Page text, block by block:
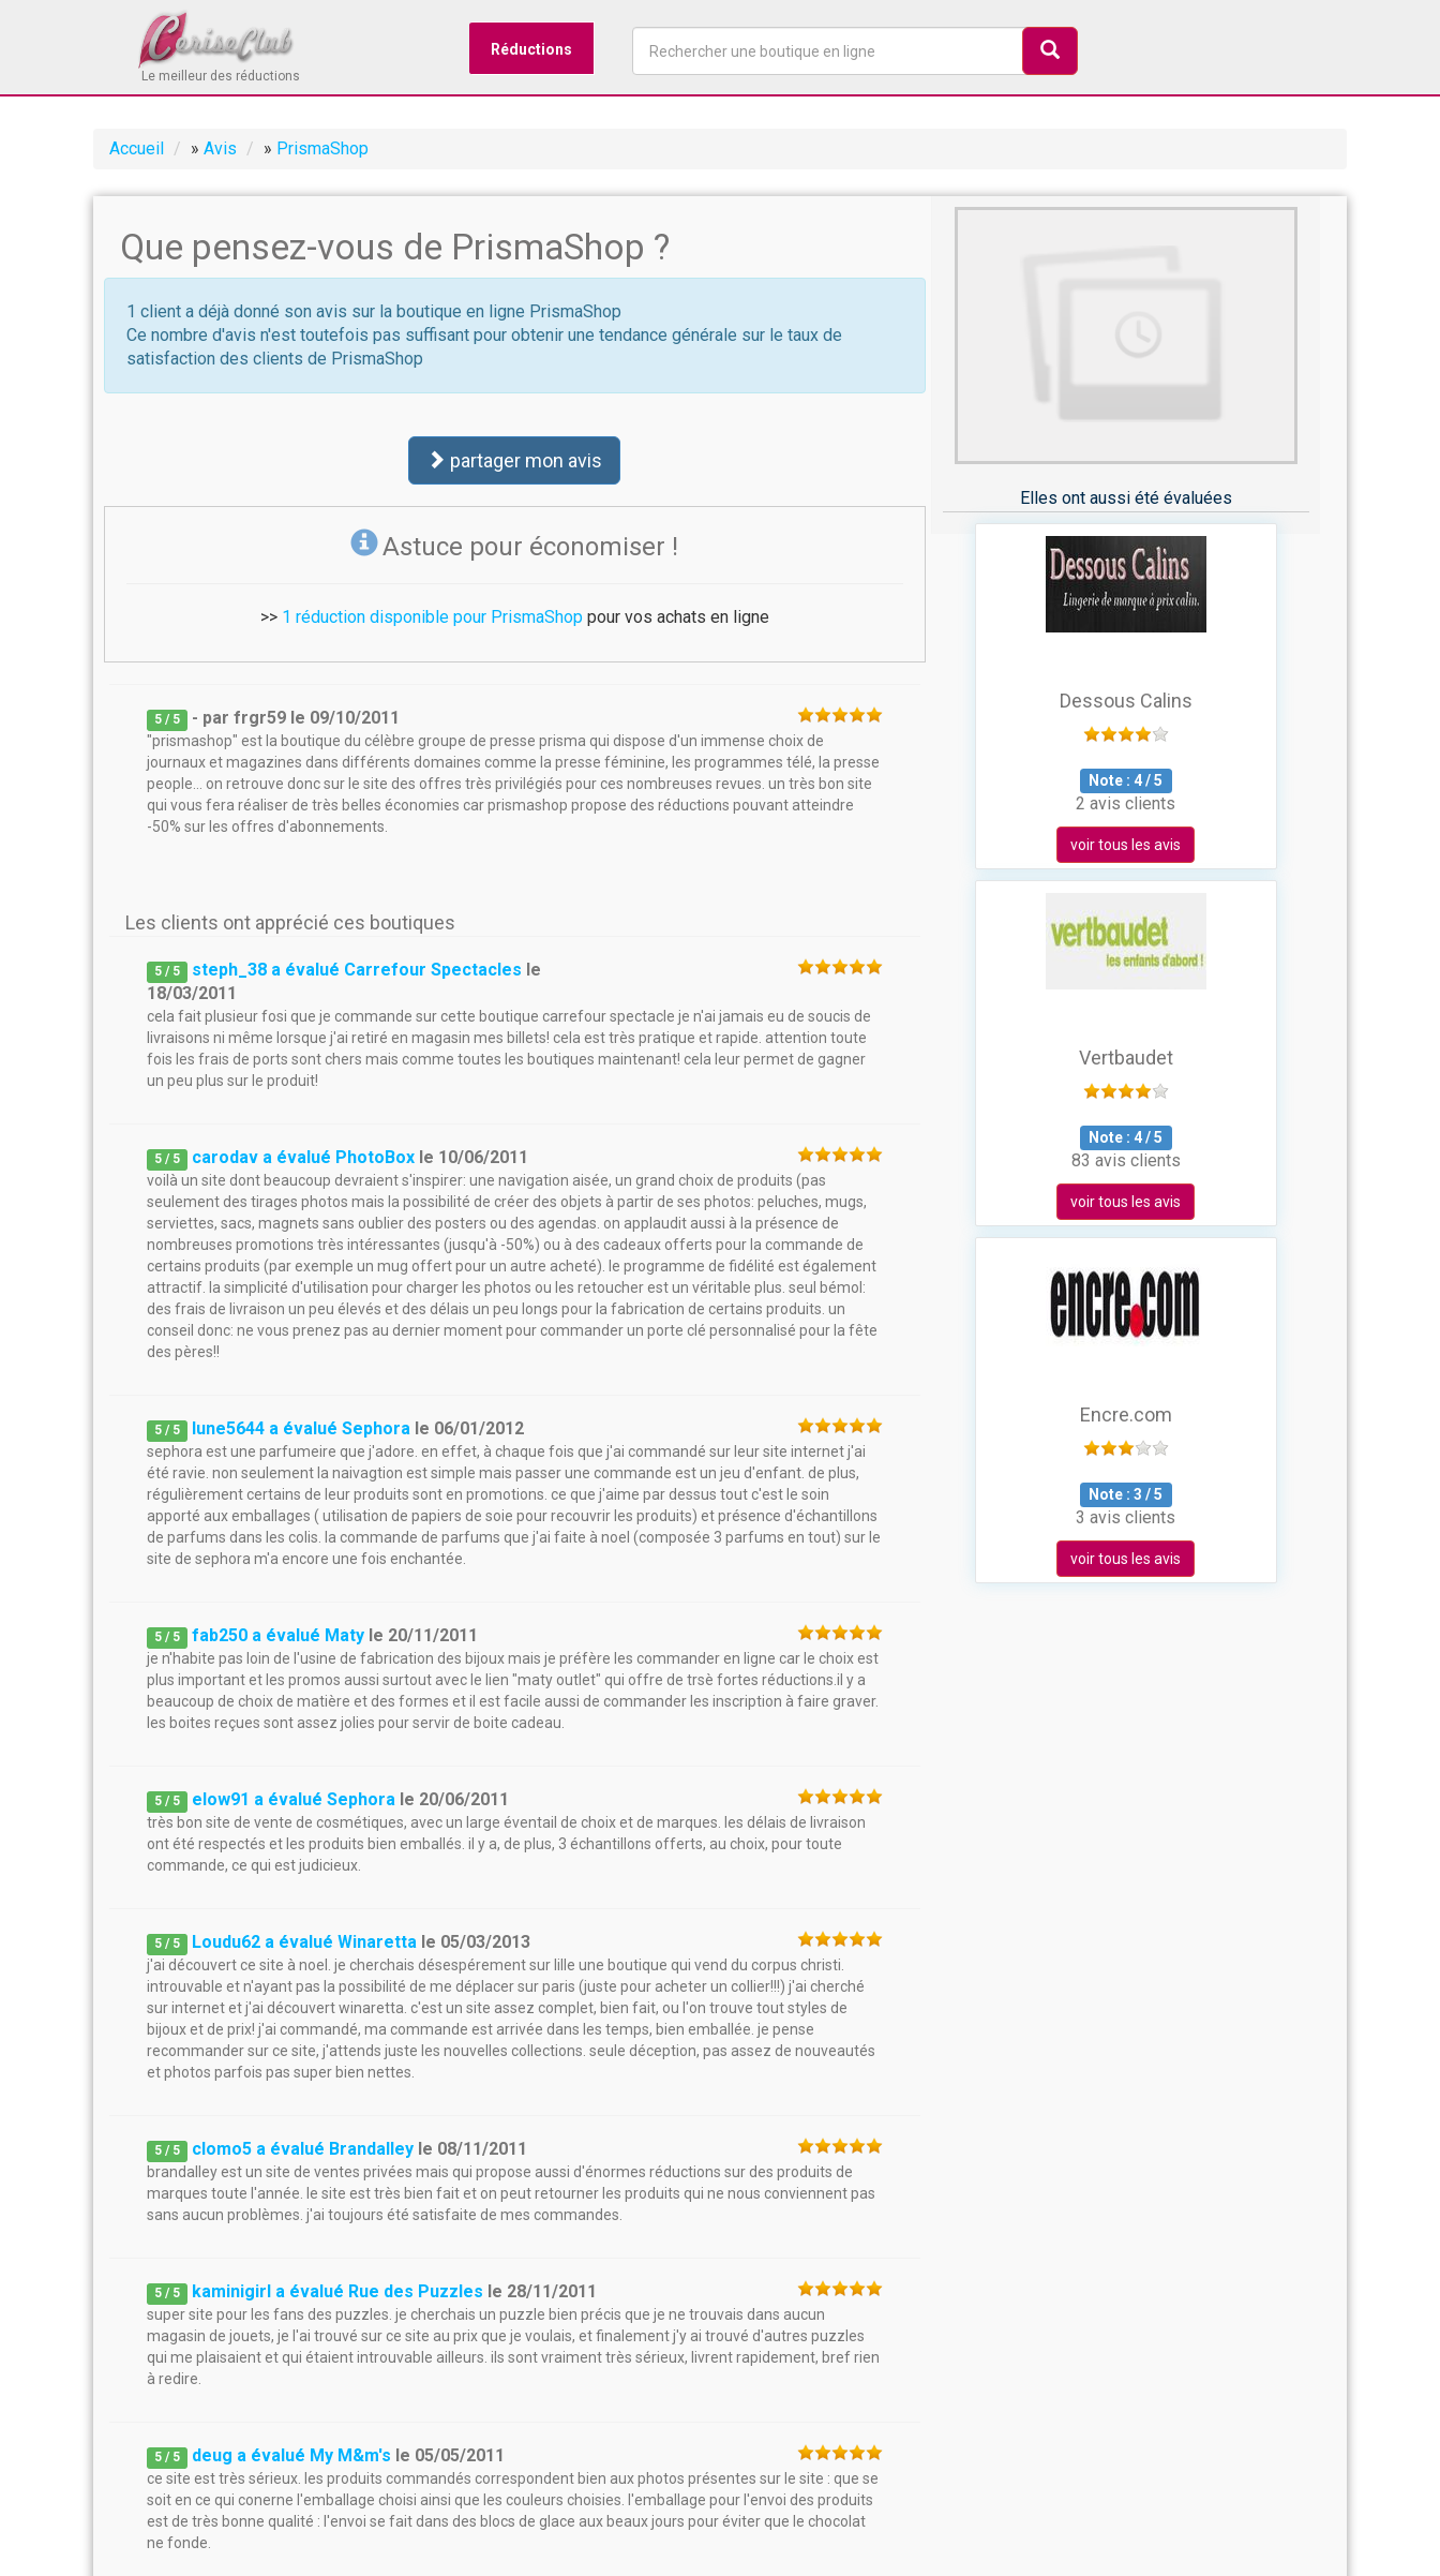
Le meilleur des réductions
Réductions
Accueil » Avis » PrismaShop
Que pensez-vous de PrismaShop ?
1 client a déjà donné son avis sur la boutique en ligne PrismaShop
Ce nombre d'avis n'est toutefois pas suffisant pour obtenir une tendance générale sur le taux de
satisfaction des clients de PrismaShop
partager mon avis
Astuce pour économiser !
>> 1 réduction disponible pour PrismaShoppour vos achats en ligne
5 / 5 - parfrgr59 le 09/10/2011
"prismashop" est la boutique du célèbre groupe de presse prisma qui dispose d'un immense choix de
journaux et magazines dans différents domaines comme la presse féminine, les programmes télé, la presse
people... on retrouve donc sur le site des offres très privilégiés pour ces nombreuses revues. un très bon site
qui vous fera réaliser de très belles économies car prismashop propose des réductions pouvant atteindre
-50% sur les offres d'abonnements.
Les clients ont apprécié ces boutiques
5 / 5 steph_38 a évalué Carrefour Spectacles le
18/03/2011
cela fait plusieur fosi que je commande sur cette boutique carrefour spectacle je n'ai jamais eu de soucis de
livraisons ni même lorsque j'ai retiré en magasin mes billets! cela est très pratique et rapide. attention toute
fois les frais de ports sont chers mais comme toutes les boutiques maintenant! cela leur permet de gagner
un peu plus sur le produit!
5 / 5 carodav a évalué PhotoBox le 10/06/2011
voilà un site dont beaucoup devraient s'inspirer: une navigation aisée, un grand choix de produits (pas
seulement des tirages photos mais la possibilité de créer des objets à partir de ses photos: peluches, mugs,
serviettes, sacs, magnets sans oublier des posters ou des agendas. on applaudit aussi à la présence de
nombreuses promotions très intéressantes (jusqu'à -50%) ou à des cadeaux offerts pour la commande de
certains produits (par exemple un mug offert pour un autre acheté). le programme de fidélité est également
attractif. la simplicité d'utilisation pour charger les photos ou les retoucher est un véritable plus. seul bémol:
des frais de livraison un peu élevés et des délais un peu longs pour la fabrication de certains produits. un
conseil donc: ne vous prenez pas au dernier moment pour commander un porte clé personnalisé pour la fête
des pères!!
5 / 5 lune5644 a évalué Sephora le 06/01/2012
sephora est une parfumeire que j'adore. en effet, à chaque fois que j'ai commandé sur leur site internet j'ai
été ravie. non seulement la naivagtion est simple mais passer une commande est un jeu d'enfant. de plus,
régulièrement certains de leur produits sont en promotions. ce que j'aime par dessus tout c'est le soin
apporté aux emballages ( utilisation de papiers de soie pour recouvrir les produits) et présence d'échantillons
de parfums dans les colis. la commande de parfums que j'ai faite à noel (composée 3 parfums en tout) sur le
site de sephora m'a encore une fois enchantée.
5 / 5 fab250 a évalué Maty le 20/11/2011
je n'habite pas loin de l'usine de fabrication des bijoux mais je préfère les commander en ligne car le choix est
plus important et les promos aussi surtout avec le lien "maty outlet" qui offre de trsè fortes réductions.il y a
beaucoup de choix de matière et des formes et il est facile aussi de commander les inscription à faire graver.
les boites reçues sont assez jolies pour servir de boite cadeau.
5 / 5 elow91 a évalué Sephora le 20/06/2011
très bon site de vente de cosmétiques, avec un large éventail de choix et de marques. les délais de livraison
ont été respectés et les produits bien emballés. il y a, de plus, 3 échantillons offerts, au choix, pour toute
commande, ce qui est judicieux.
5 / 5 Loudu62 a évalué Winaretta le 05/03/2013
j'ai découvert ce site à noel. je cherchais désespérement sur lille une boutique qui vend du corpus christi.
introuvable et n'ayant pas la possibilité de me déplacer sur paris (juste pour acheter un collier!!!) j'ai cherché
sur internet et j'ai découvert winaretta. c'est un site assez complet, bien fait, ou l'on trouve tout styles de
bijoux et de prix! j'ai commandé, ma commande est arrivée dans les temps, bien emballée. je pense
recommander sur ce site, j'attends juste les nouvelles collections. seule déception, pas assez de nouveautés
et photos parfois pas super bien nettes.
5 / 5 clomo5 a évalué Brandalley le 08/11/2011
brandalley est un site de ventes privées mais qui propose aussi d'énormes réductions sur des produits de
marques toute l'année. le site est très bien fait et on peut retourner les produits qui ne nous conviennent pas
sans aucun problèmes. j'ai toujours été satisfaite de mes commandes.
5 / 5 kaminigirl a évalué Rue des Puzzles le 28/11/2011
super site pour les fans des puzzles. je cherchais un puzzle bien précis que je ne trouvais dans aucun
magasin de jouets, je l'ai trouvé sur ce site au prix que je voulais, et finalement j'y ai trouvé d'autres puzzles
qui me plaisaient et qui étaient introuvable ailleurs. ils sont vraiment très sérieux, livrent rapidement, bref rien
à redire.
5 / 5 deug a évalué My M&m's le 05/05/2011
ce site est très sérieux. les produits commandés correspondent bien aux photos présentes sur le site : que se
soit en ce qui conerne l'emballage choisi ainsi que les couleurs choisies. l'emballage pour l'envoi des produits
est de très bonne qualité : l'envoi se fait dans des blocs de glace aux beaux jours pour éviter que le chocolat
ne fonde.
Elles ont aussi été évaluées
Dessous Calins
Note : 4/5
2 avis clients
voir tous les avis
Vertbaudet
Note : 4/5
83 avis clients
voir tous les avis
Encre.com
Note :3 /5
3 avis clients
voir tous les avis